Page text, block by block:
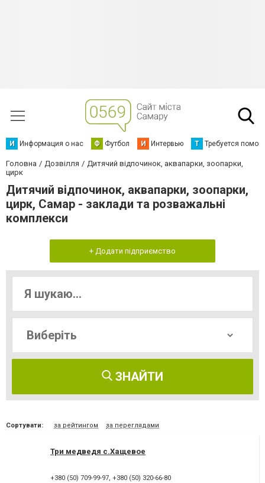
И Информация о нас Ф Футбол И Интервью Т Требуется
Головна Дозвілля
Дитячий відпочинок, аквапарки, зоопарки,
цирк
Дитячий відпочинок, аквапарки, зоопарки,
цирк, Самар - заклади та розважальні
комплекси
+ Додати підприємство
ЗНАЙТИ
Сортувати: за рейтингом за переглядами
Три медведя с.Хащевое
+380 (50) 709-99-97, +380 (50) 320-66-80